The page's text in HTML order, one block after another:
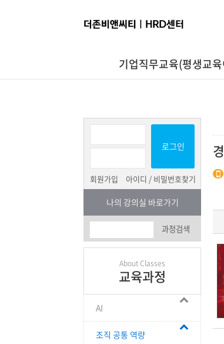
기업직무교육(평생교
로그인
회원가입 아이디 / 비밀번호찾기
나의 강의실 바로가기
과정검색
About Classes
교육과정
AI
조직 공통 역량